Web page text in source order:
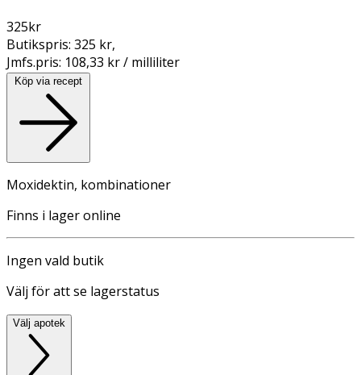
325kr
Butikspris: 325 kr,
Jmfs.pris: 108,33 kr / milliliter
Köp via recept
Moxidektin, kombinationer
Finns i lager online
Ingen vald butik
Välj för att se lagerstatus
Välj apotek